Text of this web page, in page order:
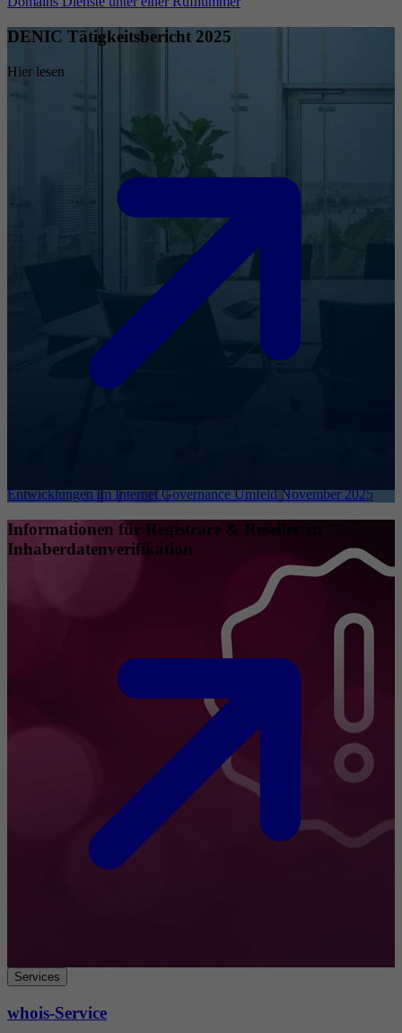
DENIC Tätigkeitsbericht 2025
Hier lesen
Entwicklungen im Internet Governance Umfeld November 2025
Informationen für Registrare & Reseller zu
Inhaberdatenverifikation
Services
whois-Service